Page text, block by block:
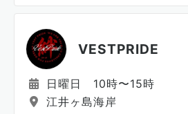
VESTPRIDE
日曜日 10時〜15時
江井ヶ島海岸